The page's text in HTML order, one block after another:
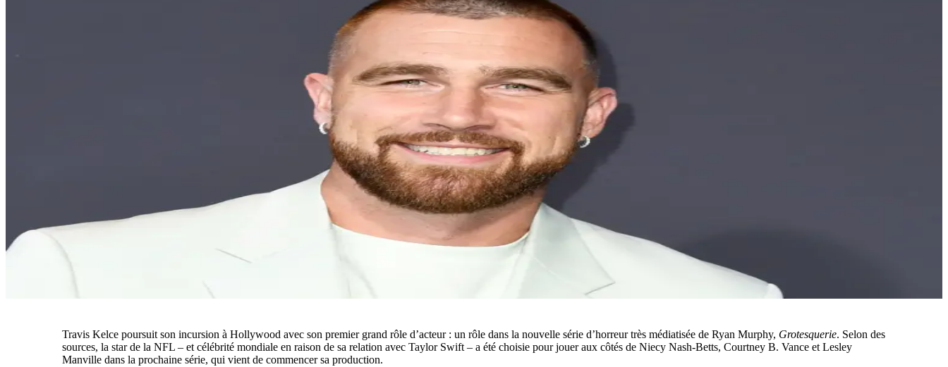
Travis Kelce poursuit son incursion à Hollywood avec son premier grand rôle d’acteur : un rôle dans la nouvelle série d’horreur très médiatisée de Ryan Murphy, Grotesquerie. Selon des
sources, la star de la NFL – et célébrité mondiale en raison de sa relation avec Taylor Swift – a été choisie pour jouer aux côtés de Niecy Nash-Betts, Courtney B. Vance et Lesley
Manville dans la prochaine série, qui vient de commencer sa production.